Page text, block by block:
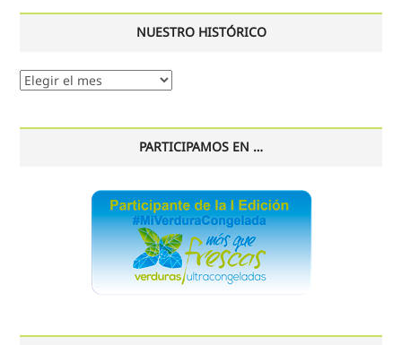
NUESTRO HISTÓRICO
Nuestro
PARTICIPAMOS EN …